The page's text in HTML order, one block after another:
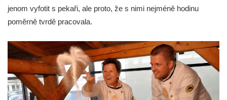
jenom vyfotit s pekaři, ale proto, že s nimi nejméně hodinu
poměrně tvrdě pracovala.